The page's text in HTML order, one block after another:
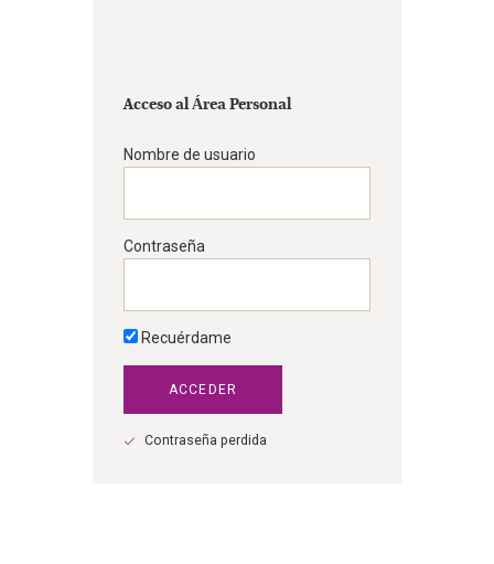
Acceso al Área Personal
Nombre de usuario
Contraseña
Recuérdame
Contraseña perdida